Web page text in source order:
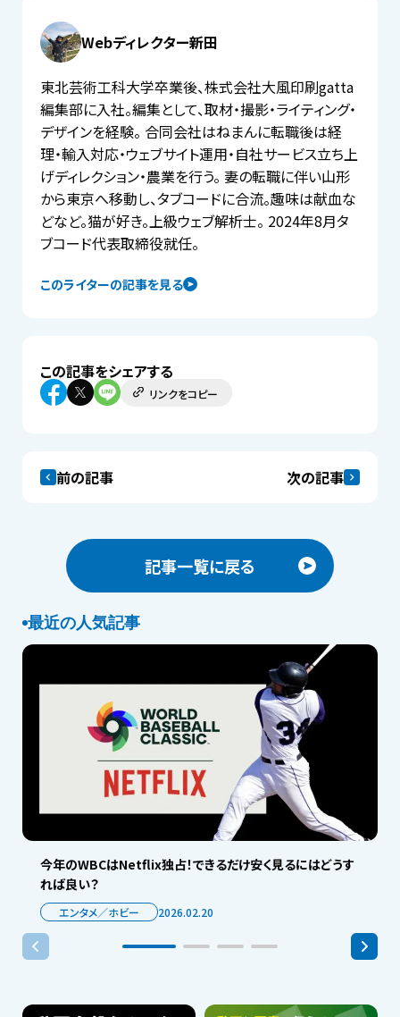
Webディレクター新田
このライターの記事を見る
東北芸術工科大学卒業後、株式会社大風印刷gatta
編集部に入社。編集として、取材・撮影・ライティング・
デザインを経験。 合同会社はねまんに転職後は経
理・輸入対応・ウェブサイト運用・自社サービス立ち上
げディレクション・農業を行う。 妻の転職に伴い山形
から東京へ移動し、タブコードに合流。趣味は献血な
どなど。猫が好き。上級ウェブ解析士。 2024年8月タ
ブコード代表取締役就任。
この記事をシェアする
リンクをコピー
前の記事 次の記事
記事一覧に戻る
最近の人気記事
今年のWBCはNetflix独占！できるだけ安く見るにはどうす
れば良い？
エンタメ／ホビー 2026.02.20